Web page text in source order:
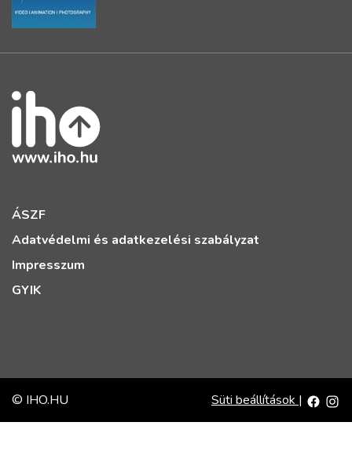
ÁSZF
Adatvédelmi és adatkezelési szabályzat
Impresszum
GYIK
© IHO.HU Süti beállítások|